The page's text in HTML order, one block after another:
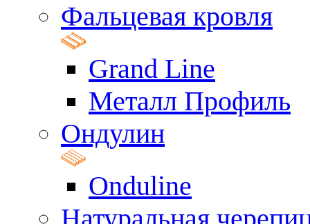
Фальцевая кровля
Grand Line
Металл Профиль
Ондулин
Onduline